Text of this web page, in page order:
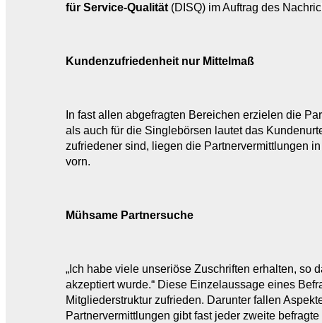
für Service-Qualität (DISQ) im Auftrag des
Kundenzufriedenheit nur Mittelmaß
In fast allen abgefragten Bereichen erzielen die
als auch für die Singlebörsen lautet das
zufriedener sind, liegen die Partnervermittlungen
vorn.
Mühsame Partnersuche
„Ich habe viele unseriöse Zuschriften erhalten, so
akzeptiert wurde.“ Diese Einzelaussage eines
Mitgliederstruktur zufrieden. Darunter fallen
Partnervermittlungen gibt fast jeder zweite